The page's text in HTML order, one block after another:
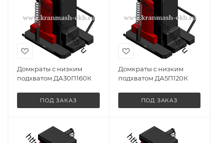
Домкраты с низким
подхватом ДА30П160К
ПОД ЗАКАЗ
Домкраты с низким
подхватом ДА5П120К
ПОД ЗАКАЗ